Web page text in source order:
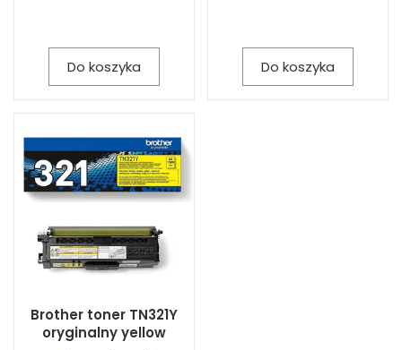
Do koszyka Do koszyka
Brother toner TN321Y
oryginalny yellow